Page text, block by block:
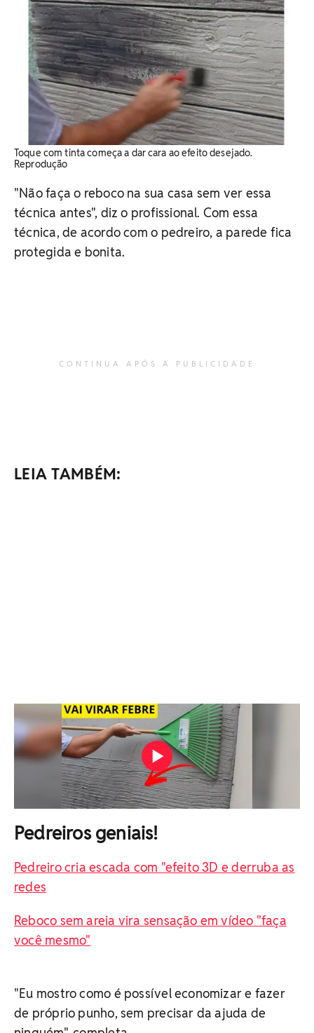
Toque com tinta começa a dar cara ao efeito desejado.
Reprodução
"Não faça o reboco na sua casa sem ver essa
técnica antes", diz o profissional. Com essa
técnica, de acordo com o pedreiro, a parede fica
protegida e bonita.
CONTINUA APÓS A PUBLICIDADE
LEIA TAMBÉM:
Pedreiros geniais!
Pedreiro cria escada com "efeito 3D e derruba as
redes
Reboco sem areia vira sensação em vídeo "faça
você mesmo"
"Eu mostro como é possível economizar e fazer
de próprio punho, sem precisar da ajuda de